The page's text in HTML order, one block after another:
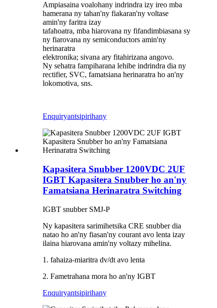
Ampiasaina voalohany indrindra izy ireo mba
hamerana ny tahan'ny fiakaran'ny voltase
amin'ny faritra izay
tafahoatra, mba hiarovana ny fifandimbiasana sy
ny fiarovana ny semiconductors amin'ny
herinaratra
elektronika; sivana ary fitahirizana angovo.
Ny sehatra fampiharana lehibe indrindra dia ny
rectifier, SVC, famatsiana herinaratra ho an'ny
lokomotiva, sns.
Enquiryantsipirihany
Kapasitera Snubber 1200VDC 2UF
IGBT Kapasitera Snubber ho an'ny
Famatsiana Herinaratra Switching
IGBT snubber SMJ-P
Ny kapasitera sarimihetsika CRE snubber dia
natao ho an'ny fiasan'ny courant avo lenta izay
ilaina hiarovana amin'ny voltazy mihelina.
1. fahaiza-miaritra dv/dt avo lenta
2. Fametrahana mora ho an'ny IGBT
Enquiryantsipirihany